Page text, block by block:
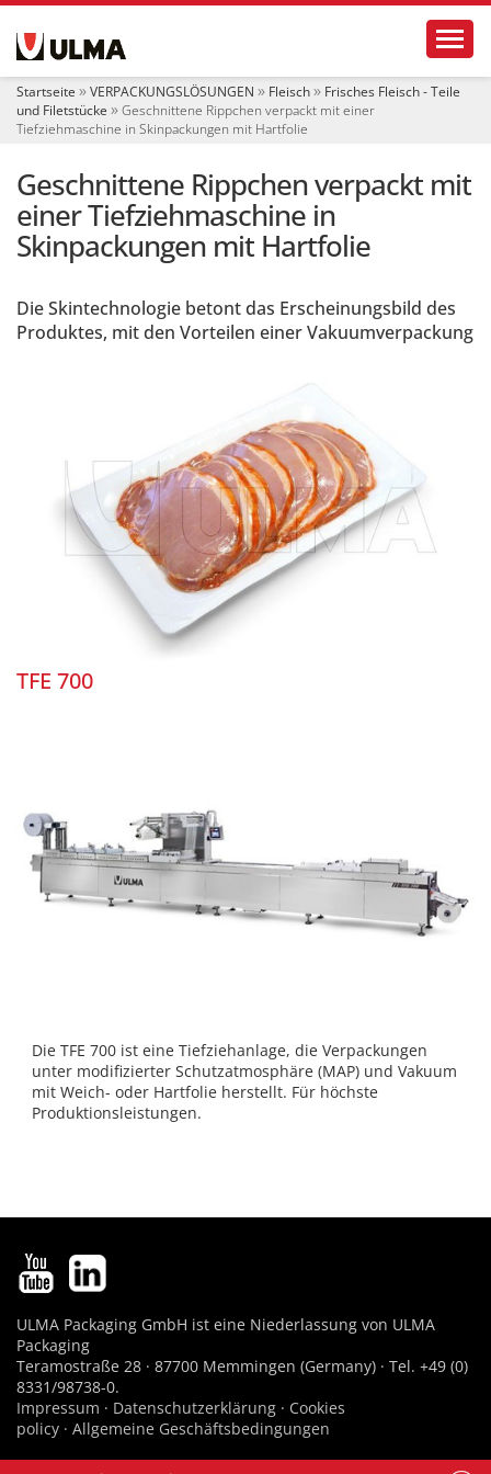
t
Startseite VERPACKUNGSLÖSUNGEN Fleisch
Frisches Fleisch - Teile
und Filetstücke
Geschnittene Rippchen verpackt mit einer
Tiefziehmaschine in Skinpackungen mit Hartfolie
Geschnittene Rippchen verpackt mit
einer Tiefziehmaschine in
Skinpackungen mit Hartfolie
Die Skintechnologie betont das Erscheinungsbild des
Produktes, mit den Vorteilen einer Vakuumverpackung
TFE 700
Die TFE 700 ist eine Tiefziehanlage, die Verpackungen
unter modifizierter Schutzatmosphäre (MAP) und Vakuum
mit Weich- oder Hartfolie herstellt. Für höchste
Produktionsleistungen.
ULMA Packaging GmbH ist eine Niederlassung von ULMA
Packaging
Teramostraße 28 · 87700 Memmingen (Germany) · Tel. +49 (0)
8331/98738-0.
Impressum · Datenschutzerklärung · Cookies
policy · Allgemeine Geschäftsbedingungen